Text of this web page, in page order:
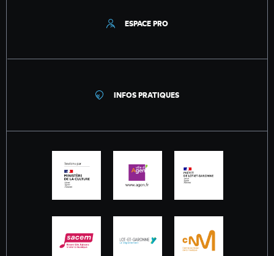
ESPACE PRO
INFOS PRATIQUES